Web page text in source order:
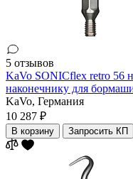
5 отзывов
KaVo SONICflex retro 56
наконечнику для
KaVo, Германия
10 287 ₽
В корзину Запросить КП